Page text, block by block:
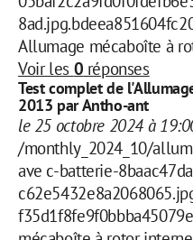
Allumage mécaboîte à
Voir les 0 réponses
Test complet de
2013 par Antho-ant
le 25 octobre 2024 à
/monthly_2024_10/
ave c-batterie-